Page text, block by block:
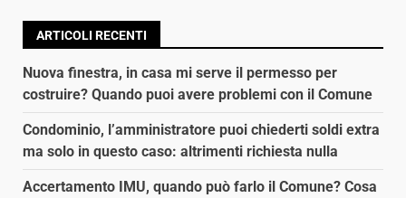
ARTICOLI RECENTI
Nuova finestra, in casa mi serve il permesso per
costruire? Quando puoi avere problemi con il Comune
Condominio, l’amministratore puoi chiederti soldi extra
ma solo in questo caso: altrimenti richiesta nulla
Accertamento IMU, quando può farlo il Comune? Cosa